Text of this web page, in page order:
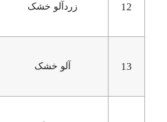
12 زردآلو خشک
13 آلو خشک